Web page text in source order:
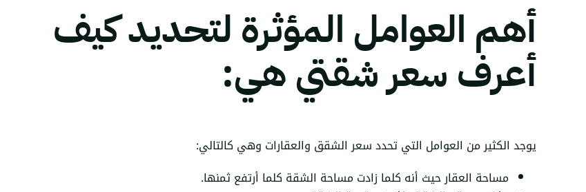
أهم العوامل المؤثرة لتحديد كيف
أعرف سعر شقتي هي:
يوجد الكثير من العوامل التي تحدد سعر الشقق والعقارات وهي كالتالي:
مساحة العقار حيث أنه كلما زادت مساحة الشقة كلما أرتفع ثمنها.